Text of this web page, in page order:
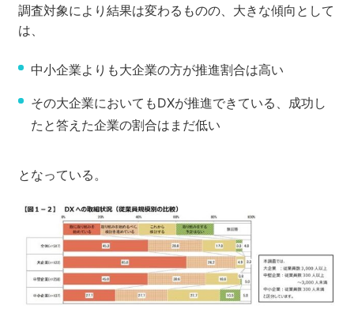
調査対象により結果は変わるものの、大きな傾向として
は、
中小企業よりも大企業の方が推進割合は高い
その大企業においてもDXが推進できている、成功し
たと答えた企業の割合はまだ低い
となっている。